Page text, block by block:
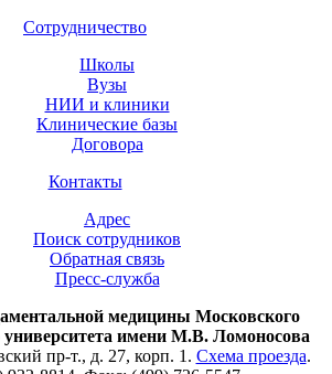
Сотрудничество
Школы
Вузы
НИИ и клиники
Клинические базы
Договора
Контакты
Адрес
Поиск сотрудников
Обратная связь
Пресс-служба
медицины Московского
университета имени М.В. Ломоносова
пр-т., д. 27, корп. 1. Схема проезда.